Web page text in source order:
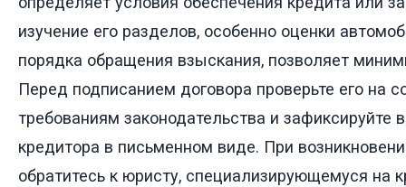
изучение его разделов, особенно оценки
порядка обращения взыскания, позволяет
Перед подписанием договора проверьте его на
требованиям законодательства и зафиксируйте
кредитора в письменном виде. При
обратитесь к юристу, специализирующемуся на